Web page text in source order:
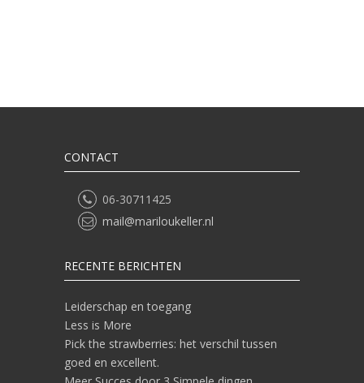
CONTACT
06-30711425
mail@mariloukeller.nl
RECENTE BERICHTEN
Leiderschap en toegang
Less is More
Pick the strawberries: het verschil tussen
goed en excellent.